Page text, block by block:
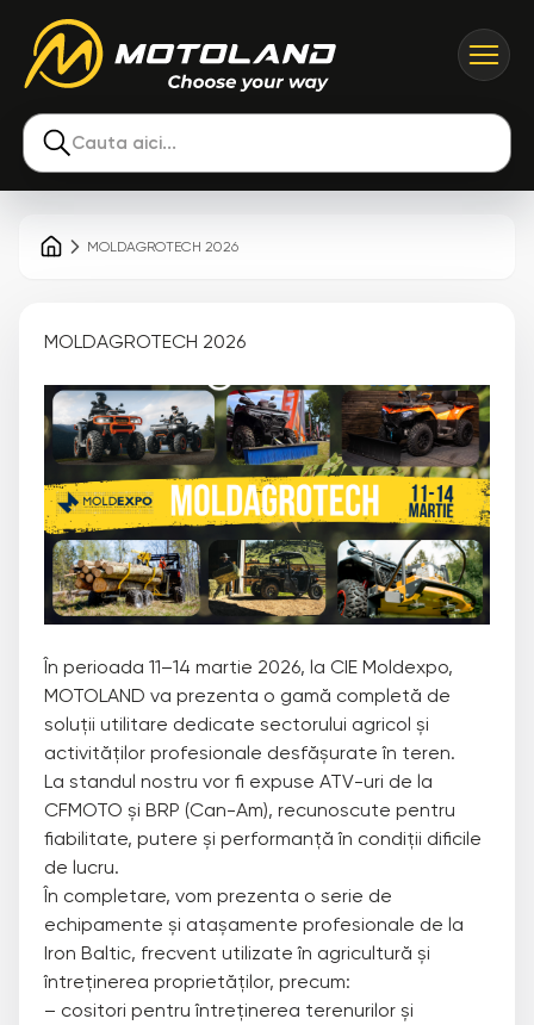
Cauta aici...
MOLDAGROTECH 2026
MOLDAGROTECH 2026
În perioada 11–14 martie 2026, la CIE Moldexpo,
MOTOLAND va prezenta o gamă completă de
soluții utilitare dedicate sectorului agricol și
activităților profesionale desfășurate în teren.
La standul nostru vor fi expuse ATV-uri de la
CFMOTO și BRP (Can-Am), recunoscute pentru
fiabilitate, putere și performanță în condiții dificile
de lucru.
În completare, vom prezenta o serie de
echipamente și atașamente profesionale de la
Iron Baltic, frecvent utilizate în agricultură și
întreținerea proprietăților, precum:
– cositori pentru întreținerea terenurilor și